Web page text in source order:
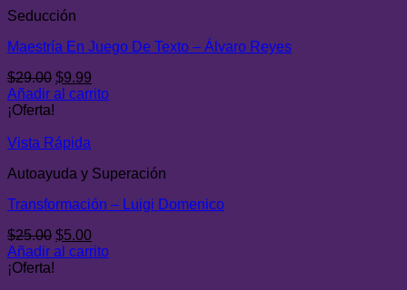
Seducción
Maestría En Juego De Texto – Álvaro Reyes
$29.00 El
precio
$29.00.
$9.99
precio
Añadir al carrito
¡Oferta!
Vista Rápida
Autoayuda y Superación
Transformación – Luigi Domenico
$25.00 El
precio
$5.00El
precio
Añadir al carrito
¡Oferta!